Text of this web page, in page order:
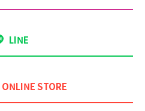
LINE
ONLINE STORE